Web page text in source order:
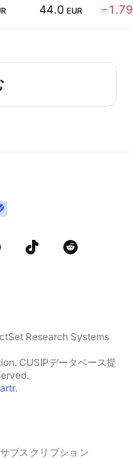
44.0 EUR
Research Systems
CUSIPデータベース提
.
ブスクリプション